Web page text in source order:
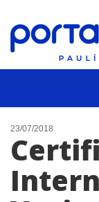
CIDADES
EVENTOS
EMPREGO
ANIVERSÁRIO DAS
23/07/2018